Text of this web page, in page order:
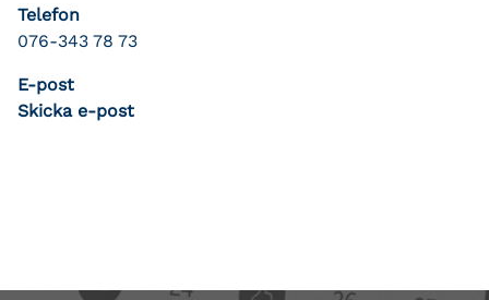
Telefon
076-343 78 73
E-post
Skicka e-post